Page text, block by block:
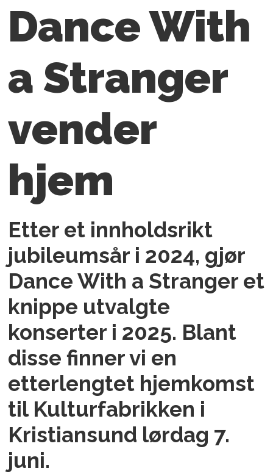
Dance With
a Stranger
vender
hjem
Etter et innholdsrikt
jubileumsår i 2024, gjør
Dance With a Stranger et
knippe utvalgte
konserter i 2025. Blant
disse finner vi en
etterlengtet hjemkomst
til Kulturfabrikken i
Kristiansund lørdag 7.
juni.